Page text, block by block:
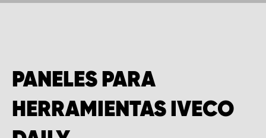
PANELES PARA
HERRAMIENTAS IVECO